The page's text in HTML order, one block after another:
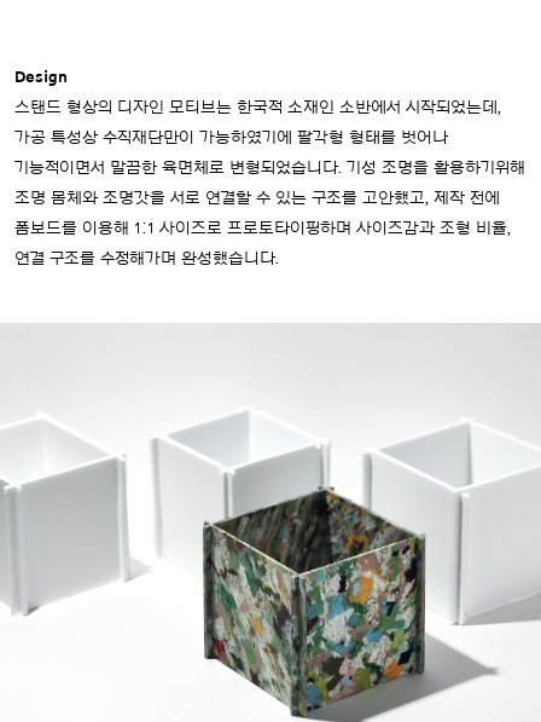
Design
스탠드 형상의 디자인 모티브는 한국적 소재인 소반에서 시작되었는데,
가공 특성상 수직재단만이 가능하였기에 팔각형 형태를 벗어나
기능적이면서 말끔한 육면체로 변형되었습니다. 기성 조명을 활용하기위해
조명 몸체와 조명갓을 서로 연결할 수 있는 구조를 고안했고, 제작 전에
폼보드를 이용해 1:1 사이즈로 프로토타이핑하며 사이즈감과 조형 비율,
연결 구조를 수정해가며 완성했습니다.